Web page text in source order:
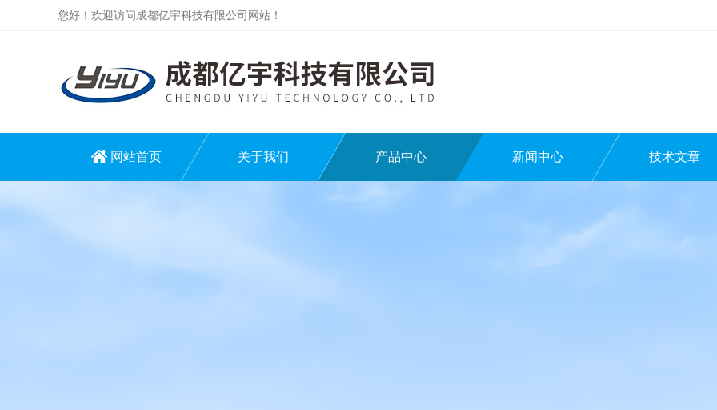
您好！欢迎访问成都亿宇科技有限公司网站！
网站首页 关于我们 产品中心 新闻中心 技术文章